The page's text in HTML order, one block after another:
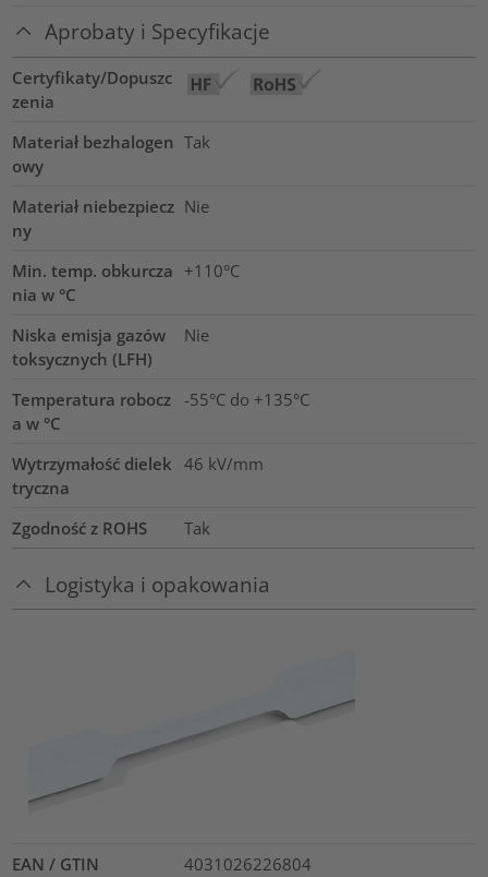
Aprobaty i Specyfikacje
Certyfikaty/Dopuszc
zenia
Materiał bezhalogen
owy
Tak
Materiał niebezpiecz
ny
Nie
Min. temp. obkurcza
nia w °C
+110°C
Niska emisja gazów
toksycznych (LFH)
Nie
Temperatura robocz
a w °C
-55°C do +135°C
Wytrzymałość dielek
tryczna
46 kV/mm
Zgodność z ROHS Tak
Logistyka i opakowania
EAN / GTIN
4031026226804